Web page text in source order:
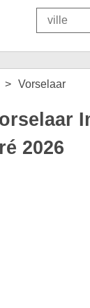
Vorselaar
2026